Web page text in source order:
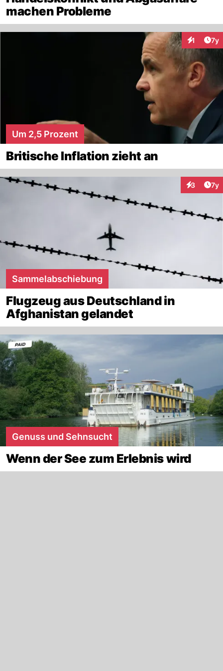
machen Probleme
1 7y
Um 2,5 Prozent
Britische Inflation zieht an
3 7y
Sammelabschiebung
Flugzeug aus Deutschland in
Afghanistan gelandet
Genuss und Sehnsucht
Wenn der See zum Erlebnis wird